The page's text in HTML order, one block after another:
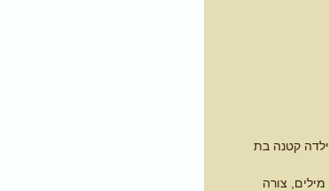
קטנה בת
צורה